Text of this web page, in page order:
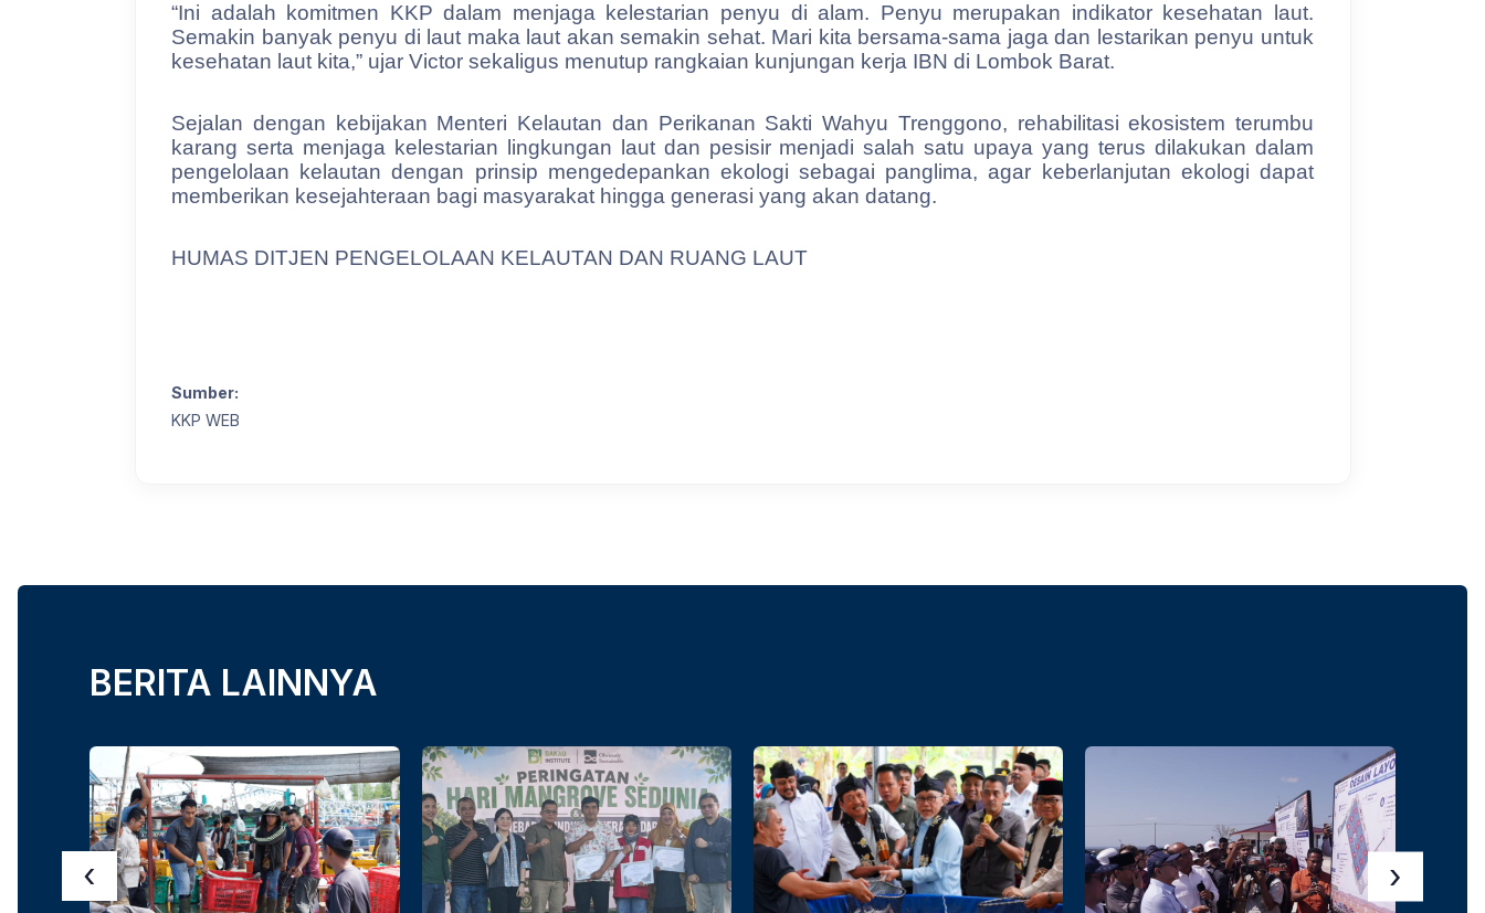
“Ini adalah komitmen KKP dalam menjaga kelestarian penyu di alam. Penyu merupakan indikator kesehatan laut.
Semakin banyak penyu di laut maka laut akan semakin sehat. Mari kita bersama-sama jaga dan lestarikan penyu untuk
kesehatan laut kita,” ujar Victor sekaligus menutup rangkaian kunjungan kerja IBN di Lombok Barat.
Sejalan dengan kebijakan Menteri Kelautan dan Perikanan Sakti Wahyu Trenggono, rehabilitasi ekosistem terumbu
karang serta menjaga kelestarian lingkungan laut dan pesisir menjadi salah satu upaya yang terus dilakukan dalam
pengelolaan kelautan dengan prinsip mengedepankan ekologi sebagai panglima, agar keberlanjutan ekologi dapat
memberikan kesejahteraan bagi masyarakat hingga generasi yang akan datang.
HUMAS DITJEN PENGELOLAAN KELAUTAN DAN RUANG LAUT
Sumber:
KKP WEB
BERITA LAINNYA
‹ ›